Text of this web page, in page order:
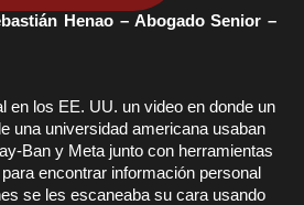
Henao – Abogado Senior –
en los EE. UU. un video en donde un
una universidad americana usaban
Ban y Meta junto con herramientas
encontrar información personal
se les escaneaba su cara usando